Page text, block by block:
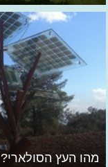
מהו העץ הסולארי?